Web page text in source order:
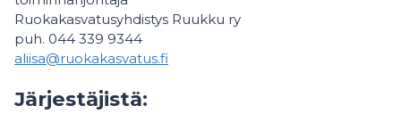
Ruokakasvatusyhdistys Ruukku ry
puh. 044 339 9344
aliisa@ruokakasvatus.fi
Järjestäjistä: